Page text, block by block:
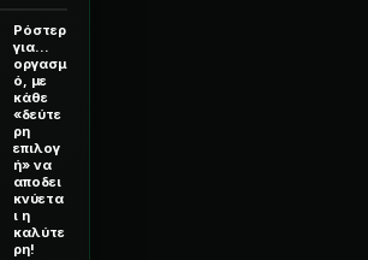
Ρόστερ
για...
οργασμ
ό, με
κάθε
«δεύτε
ρη
επιλογ
ή» να
αποδει
κνύετα
ι η
καλύτε
ρη!